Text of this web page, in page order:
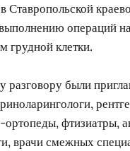
Ставропольской
операций
грудной клетки.
разговору были
ортопеды, фтизиатры,
врачи смежных